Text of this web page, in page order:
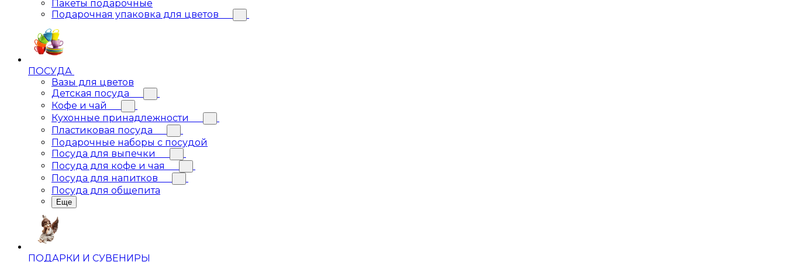
Пакеты подарочные
Подарочная упаковка для цветов
ПОСУДА
Вазы для цветов
Детская посуда
Кофе и чай
Кухонные принадлежности
Пластиковая посуда
Подарочные наборы с посудой
Посуда для выпечки
Посуда для кофе и чая
Посуда для напитков
Посуда для общепита
Еще
ПОДАРКИ И СУВЕНИРЫ